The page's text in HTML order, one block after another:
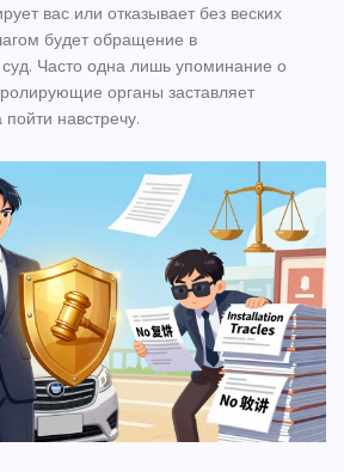
вас или отказывает без веских
будет обращение в
Часто одна лишь упоминание о
органы заставляет
навстречу.